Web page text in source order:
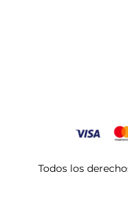
Todos los